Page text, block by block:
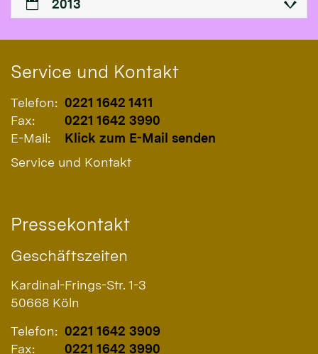
2013
Service und Kontakt
Telefon: 0221 1642 1411
Fax:
0221 1642 3990
E-Mail:
Klick zum E-Mail senden
Service und Kontakt
Pressekontakt
Geschäftszeiten
Kardinal-Frings-Str. 1-3
50668 Köln
Telefon: 0221 1642 3909
Fax:
0221 1642 3990